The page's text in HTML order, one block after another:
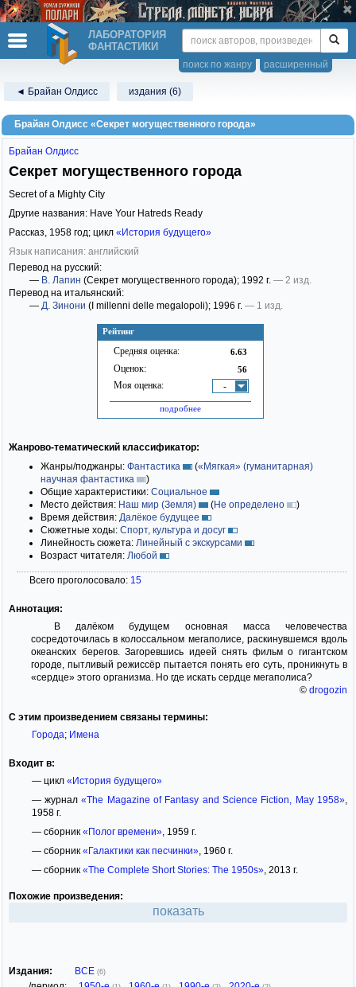
ЛАБОРАТОРИЯ
ФАНТАСТИКИ
расширенный
поиск по жанру
◄ Брайан Олдисс издания (6)
Брайан Олдисс «Секрет могущественного города»
Рейтинг
Средняя оценка: 6.63
Оценок: 56
Моя оценка: -
подробнее
Брайан Олдисс
Секрет могущественного города
Secret of a Mighty City
Другие названия: Have Your Hatreds Ready
Рассказ, 1958 год; цикл «История будущего»
Язык написания: английский
Перевод на русский:
— В. Лапин (Секрет могущественного города); 1992 г. — 2 изд.
Перевод на итальянский:
— Д. Зинони (I millenni delle megalopoli); 1996 г. — 1 изд.
Жанрово-тематический классификатор:
Жанры/поджанры: Фантастика («Мягкая» (гуманитарная)
научная фантастика
)
Общие характеристики: Социальное
Место действия: Наш мир (Земля) (Не определено
)
Время действия: Далёкое будущее
Сюжетные ходы: Спорт, культура и досуг
Линейность сюжета: Линейный с экскурсами
Возраст читателя: Любой
Всего проголосовало: 15
Аннотация:
В далёком будущем основная масса человечества
сосредоточилась в колоссальном мегаполисе, раскинувшемся вдоль
океанских берегов. Загоревшись идеей снять фильм о гигантском
городе, пытливый режиссёр пытается понять его суть, проникнуть в
«сердце» этого организма. Но где искать сердце мегаполиса?
© drogozin
С этим произведением связаны термины:
Города; Имена
Входит в:
— цикл «История будущего»
— журнал«The Magazine of Fantasy and Science Fiction, May 1958»
1958 г.
— сборник «Полог времени», 1959 г.
— сборник «Галактики как песчинки», 1960 г.
— сборник «The Complete Short Stories: The 1950s», 2013 г.
Похожие произведения:
показать
Издания: ВСЕ (6)